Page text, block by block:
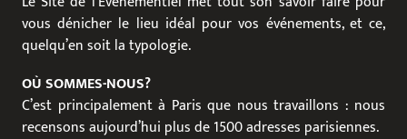
vous dénicher le lieu idéal pour vos événements, et ce,
quelqu’en soit la typologie.
OÙ SOMMES-NOUS?
C’est principalement à Paris que nous travaillons : nous
recensons aujourd’hui plus de 1500 adresses parisiennes.